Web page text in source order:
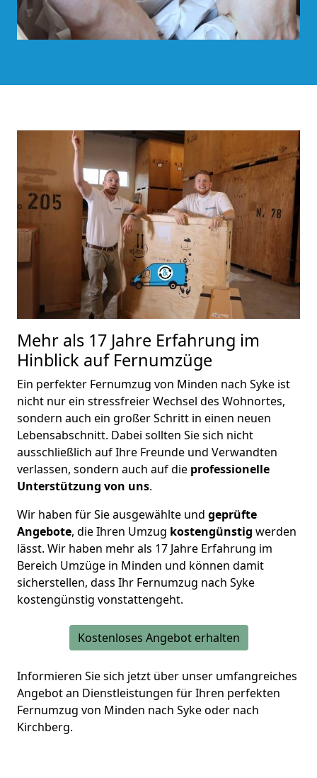
Mehr als 17 Jahre Erfahrung im
Hinblick auf Fernumzüge
Ein perfekter Fernumzug von Minden nach Syke ist
nicht nur ein stressfreier Wechsel des Wohnortes,
sondern auch ein großer Schritt in einen neuen
Lebensabschnitt. Dabei sollten Sie sich nicht
ausschließlich auf Ihre Freunde und Verwandten
verlassen, sondern auch auf die professionelle
Unterstützung von uns.
Wir haben für Sie ausgewählte und geprüfte
Angebote, die Ihren Umzug kostengünstig werden
lässt. Wir haben mehr als 17 Jahre Erfahrung im
Bereich Umzüge in Minden und können damit
sicherstellen, dass Ihr Fernumzug nach Syke
kostengünstig vonstattengeht.
Kostenloses Angebot erhalten
Informieren Sie sich jetzt über unser umfangreiches
Angebot an Dienstleistungen für Ihren perfekten
Fernumzug von Minden nach Syke oder nach
Kirchberg.